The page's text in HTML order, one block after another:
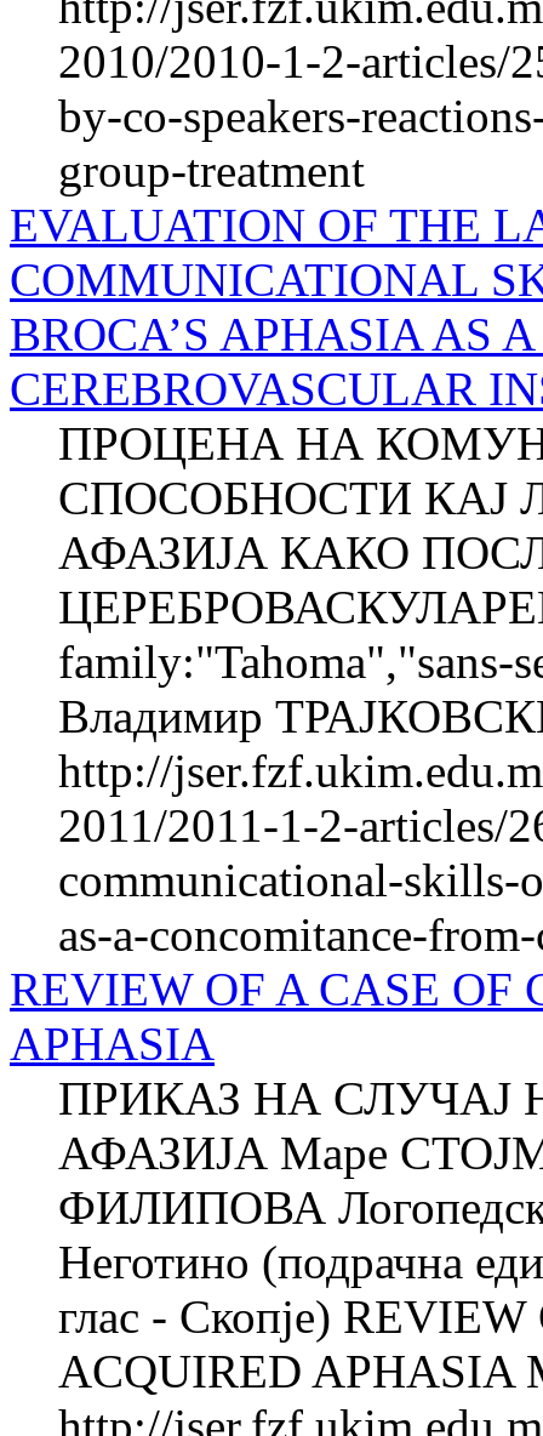
2010/2010-1-2-articles/
by-co-speakers-
group-treatment
EVALUATION OF THE
COMMUNICATIONAL
BROCA’S APHASIA AS
CEREBROVASCULAR
ПРОЦЕНА НА
СПОСОБНОСТИ КАЈ
АФАЗИЈА КАКО
Владимир
http://
2011/2011-1-2-articles/
communicational-skills-
as-a-concomitance-
REVIEW OF A CASE
APHASIA
ПРИКАЗ НА СЛУЧАЈ
АФАЗИЈА Маре
ФИЛИПОВА Логопедска
Неготино (подрачна
глас - Скопје)
ACQUIRED APHASIA
http://